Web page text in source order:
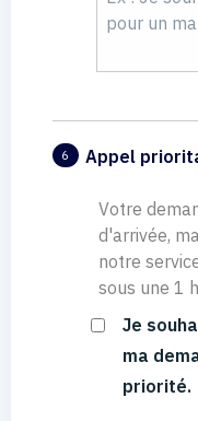
6 Appel
Votre
d'arrivée,
notre
sous une 1
Je
ma
priorité.